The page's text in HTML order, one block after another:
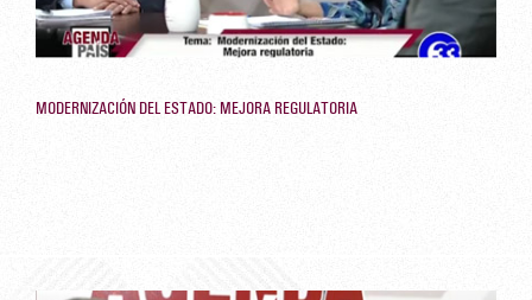
MODERNIZACIÓN DEL ESTADO: MEJORA REGULATORIA